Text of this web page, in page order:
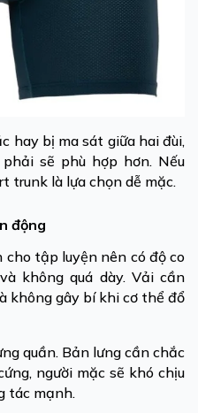
hay bị ma sát giữa hai đùi,
sẽ phù hợp hơn. Nếu
trunk là lựa chọn dễ mặc.
động
tập luyện nên có độ co
không quá dày. Vải cần
không gây bí khi cơ thể đổ
quần. Bản lưng cần chắc
người mặc sẽ khó chịu
tác mạnh.